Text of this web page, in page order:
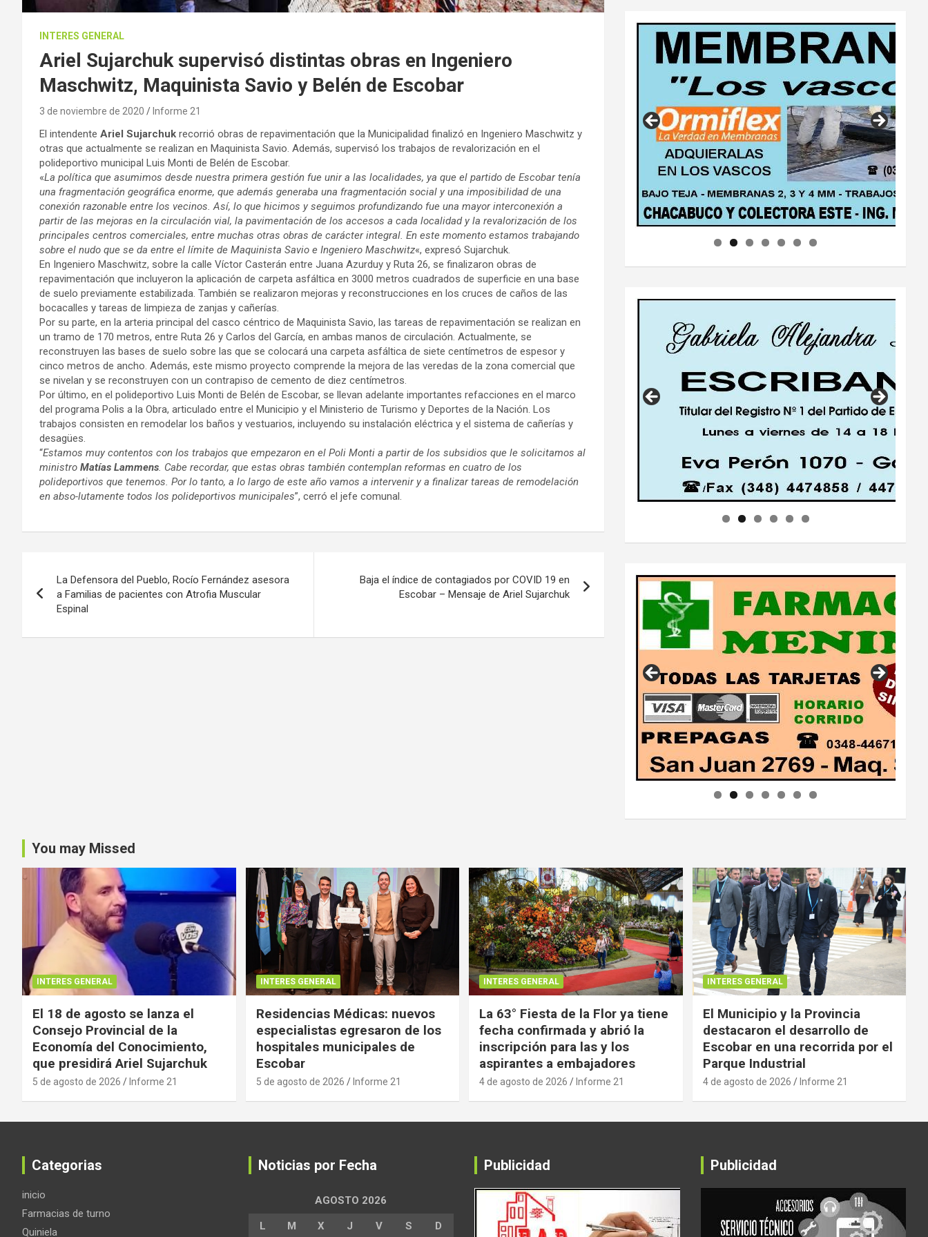
INTERES GENERAL
Ariel Sujarchuk supervisó distintas obras en Ingeniero
Maschwitz, Maquinista Savio y Belén de Escobar
3 de noviembre de 2020 Informe 21
El intendente Ariel Sujarchuk recorrió obras de repavimentación que la Municipalidad finalizó en Ingeniero Maschwitz y
otras que actualmente se realizan en Maquinista Savio. Además, supervisó los trabajos de revalorización en el
polideportivo municipal Luis Monti de Belén de Escobar.
«La política que asumimos desde nuestra primera gestión fue unir a las localidades, ya que el partido de Escobar tenía
una fragmentación geográfica enorme, que además generaba una fragmentación social y una imposibilidad de una
conexión razonable entre los vecinos. Así, lo que hicimos y seguimos profundizando fue una mayor interconexión a
partir de las mejoras en la circulación vial, la pavimentación de los accesos a cada localidad y la revalorización de los
principales centros comerciales, entre muchas otras obras de carácter integral. En este momento estamos trabajando
sobre el nudo que se da entre el límite de Maquinista Savio e Ingeniero Maschwitz«, expresó Sujarchuk.
En Ingeniero Maschwitz, sobre la calle Víctor Casterán entre Juana Azurduy y Ruta 26, se finalizaron obras de
repavimentación que incluyeron la aplicación de carpeta asfáltica en 3000 metros cuadrados de superficie en una base
de suelo previamente estabilizada. También se realizaron mejoras y reconstrucciones en los cruces de caños de las
bocacalles y tareas de limpieza de zanjas y cañerías.
Por su parte, en la arteria principal del casco céntrico de Maquinista Savio, las tareas de repavimentación se realizan en
un tramo de 170 metros, entre Ruta 26 y Carlos del García, en ambas manos de circulación. Actualmente, se
reconstruyen las bases de suelo sobre las que se colocará una carpeta asfáltica de siete centímetros de espesor y
cinco metros de ancho. Además, este mismo proyecto comprende la mejora de las veredas de la zona comercial que
se nivelan y se reconstruyen con un contrapiso de cemento de diez centímetros.
Por último, en el polideportivo Luis Monti de Belén de Escobar, se llevan adelante importantes refacciones en el marco
del programa Polis a la Obra, articulado entre el Municipio y el Ministerio de Turismo y Deportes de la Nación. Los
trabajos consisten en remodelar los baños y vestuarios, incluyendo su instalación eléctrica y el sistema de cañerías y
desagües.
“Estamos muy contentos con los trabajos que empezaron en el Poli Monti a partir de los subsidios que le solicitamos al
ministro Matías Lammens . Cabe recordar, que estas obras también contemplan reformas en cuatro de los
polideportivos que tenemos. Por lo tanto, a lo largo de este año vamos a intervenir y a finalizar tareas de remodelación
en abso-lutamente todos los polideportivos municipales”, cerró el jefe comunal.
de
entradas
La Defensora del Pueblo, Rocío Fernández asesora
a Familias de pacientes con Atrofia Muscular
Espinal
Baja el índice de contagiados por COVID 19 en
Escobar – Mensaje de Ariel Sujarchuk
You may Missed
INTERES GENERAL
El 18 de agosto se lanza el
Consejo Provincial de la
Economía del Conocimiento,
que presidirá Ariel Sujarchuk
5 de agosto de 2026 Informe 21
INTERES GENERAL
Residencias Médicas: nuevos
especialistas egresaron de los
hospitales municipales de
Escobar
5 de agosto de 2026 Informe 21
INTERES GENERAL
La 63° Fiesta de la Flor ya tiene
fecha confirmada y abrió la
inscripción para las y los
aspirantes a embajadores
4 de agosto de 2026 Informe 21
INTERES GENERAL
El Municipio y la Provincia
destacaron el desarrollo de
Escobar en una recorrida por el
Parque Industrial
4 de agosto de 2026 Informe 21
Categorias
inicio
Farmacias de turno
Quiniela
Noticias por Fecha
AGOSTO 2026
L M X J V S D
Publicidad Publicidad